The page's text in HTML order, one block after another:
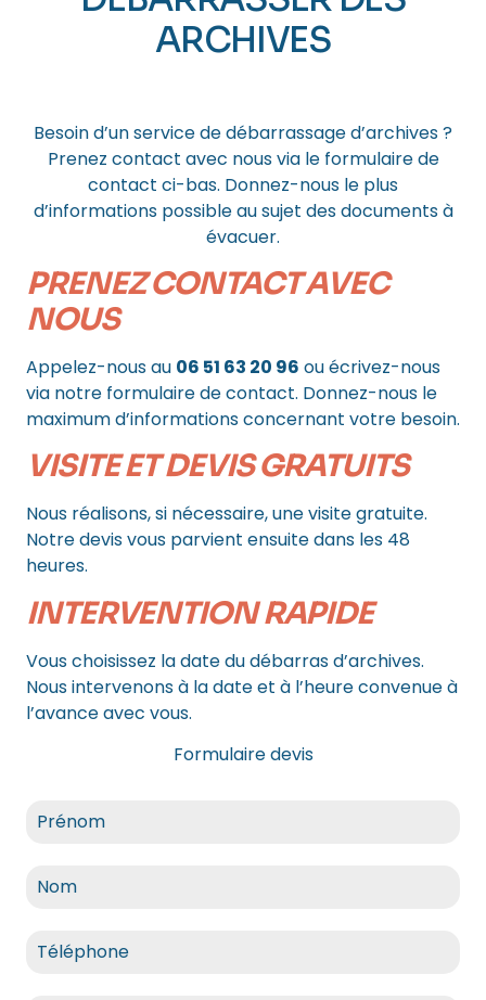
ARCHIVES
Besoin d’un service de débarrassage d’archives ?
Prenez contact avec nous via le formulaire de
contact ci-bas. Donnez-nous le plus
d’informations possible au sujet des documents à
évacuer.
PRENEZ CONTACT AVEC
NOUS
Appelez-nous au 06 51 63 20 96 ou écrivez-nous
via notre formulaire de contact. Donnez-nous le
maximum d’informations concernant votre besoin.
VISITE ET DEVIS GRATUITS
Nous réalisons, si nécessaire, une visite gratuite.
Notre devis vous parvient ensuite dans les 48
heures.
INTERVENTION RAPIDE
Vous choisissez la date du débarras d’archives.
Nous intervenons à la date et à l’heure convenue à
l’avance avec vous.
Formulaire devis